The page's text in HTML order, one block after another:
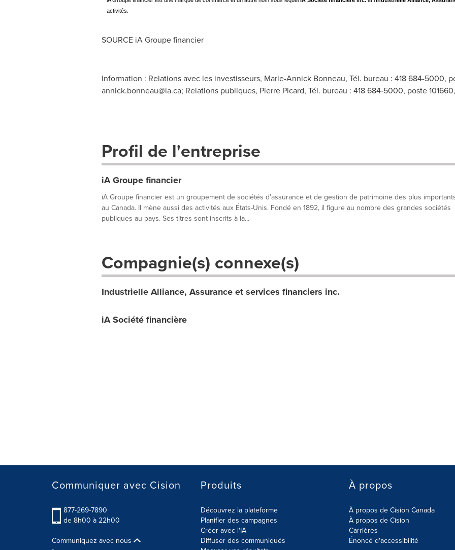
activités.
SOURCE iA Groupe financier
Information : Relations avec les investisseurs, Marie-Annick Bonneau, Tél. bureau : 418 684-5000,
annick.bonneau@ia.ca; Relations publiques, Pierre Picard, Tél. bureau : 418 684‐5000, poste
Profil de l'entreprise
iA Groupe financier
iA Groupe financier est un groupement de sociétés d’assurance et de gestion de patrimoine des plus
au Canada. Il mène aussi des activités aux États-Unis. Fondé en 1892, il figure au nombre des grandes sociétés
publiques au pays. Ses titres sont inscrits à la...
Compagnie(s) connexe(s)
Industrielle Alliance, Assurance et services financiers inc.
iA Société financière
Communiquer avec Cision
877-269-7890
de 8h00 à 22h00
Communiquez avec nous
Produits
Découvrez la plateforme
Planifier des campagnes
Créer avec l'IA
Diffuser des communiqués
À propos
À propos de Cision Canada
À propos de Cision
Carrières
Énoncé d'accessibilité